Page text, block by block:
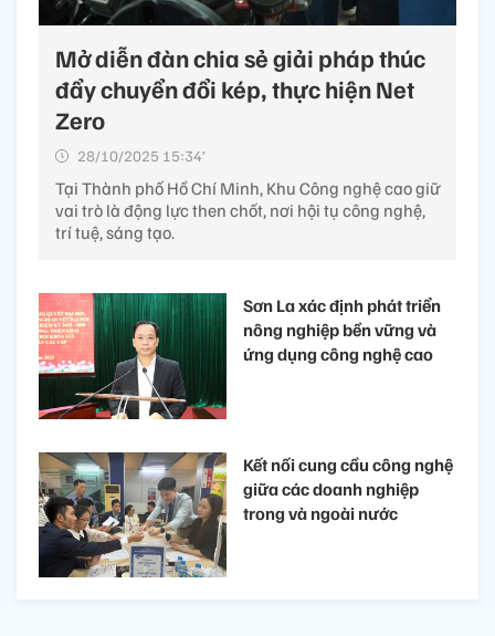
Mở diễn đàn chia sẻ giải pháp thúc
đẩy chuyển đổi kép, thực hiện Net
Zero
28/10/2025 15:34’
Tại Thành phố Hồ Chí Minh, Khu Công nghệ cao giữ
vai trò là động lực then chốt, nơi hội tụ công nghệ,
trí tuệ, sáng tạo.
Sơn La xác định phát triển
nông nghiệp bền vững và
ứng dụng công nghệ cao
Kết nối cung cầu công nghệ
giữa các doanh nghiệp
trong và ngoài nước